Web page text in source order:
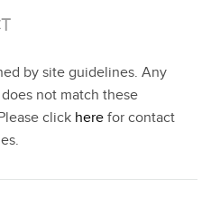
by site guidelines. Any
not match these
click here for contact